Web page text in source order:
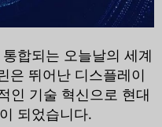
합되는 오늘날의 세계
은 뛰어난 디스플레이
인 기술 혁신으로 현대
되었습니다.